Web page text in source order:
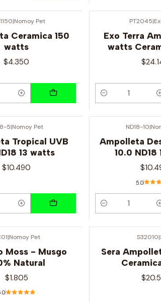
|Nomoy Pet
Ceramica 150
watts
$4.350
PT2045|
Exo Terra
watts
Cantidad
5|Nomoy Pet
Tropical UVB
13 watts
$10.490
ND18-10|
Ampolleta
10.0 ND18
5.0
Cantidad
|Nomoy Pet
Moss - Musgo
Natural
$1.805
S32010|
Sera